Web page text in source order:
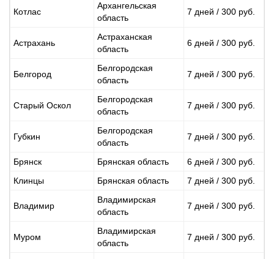
Котлас
Архангельская
область
7 дней / 300 руб.
Астрахань
Астраханская
область
6 дней / 300 руб.
Белгород
Белгородская
область
7 дней / 300 руб.
Старый Оскол
Белгородская
область
7 дней / 300 руб.
Губкин
Белгородская
область
7 дней / 300 руб.
Брянск Брянская область
6 дней / 300 руб.
Клинцы
Брянская область 7 дней / 300 руб.
Владимир
Владимирская
область
7 дней / 300 руб.
Муром
Владимирская
область
7 дней / 300 руб.